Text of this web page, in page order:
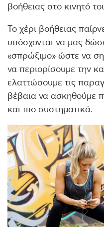
βοήθειας στο κινητό
Το χέρι βοήθειας
υπόσχονται να μας
«σπρώξιμο» ώστε να
να περιορίσουμε την
ελαττώσουμε τις
βέβαια να ασκηθούμε
και πιο συστηματικά.